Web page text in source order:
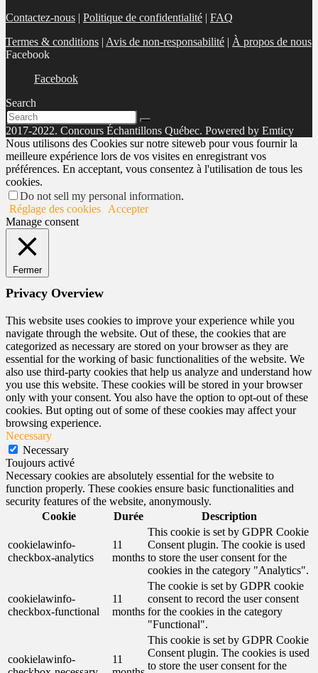
Contactez-nous | Politique de confidentialité | FAQ
Termes & conditions | Avis de non-responsabilité | À propos de nous
Facebook
Facebook
Search
2017-2022. Concours Échantillons Québec. Powered by Emticy
Nous utilisons des Cookies sur notre siteweb pour vous fournir la
meilleure expérience lors de vos visites en enregistrant vos
préférences. En acceptant, vous consentez à l'utilisation de tous les
cookies.
Do not sell my personal information.
Réglage des cookies
Accepter
Manage consent
Fermer
Privacy Overview
This website uses cookies to improve your experience while you
navigate through the website. Out of these, the cookies that are
categorized as necessary are stored on your browser as they are
essential for the working of basic functionalities of the website. We
also use third-party cookies that help us analyze and understand how
you use this website. These cookies will be stored in your browser
only with your consent. You also have the option to opt-out of these
cookies. But opting out of some of these cookies may affect your
browsing experience.
Necessary
Necessary
Toujours activé
Necessary cookies are absolutely essential for the website to
function properly. These cookies ensure basic functionalities and
security features of the website, anonymously.
Cookie
Durée Description
cookielawinfo-
checkbox-analytics
11
months
This cookie is set by GDPR Cookie
Consent plugin. The cookie is used
to store the user consent for the
cookies in the category "Analytics".
cookielawinfo-
checkbox-functional
11
months
The cookie is set by GDPR cookie
consent to record the user consent
for the cookies in the category
"Functional".
cookielawinfo-
11
This cookie is set by GDPR Cookie
Consent plugin. The cookies is used
to store the user consent for the